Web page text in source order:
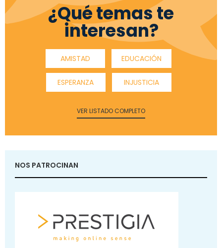
¿Qué temas te
interesan?
AMISTAD EDUCACIÓN
ESPERANZA INJUSTICIA
VER LISTADO COMPLETO
NOS PATROCINAN